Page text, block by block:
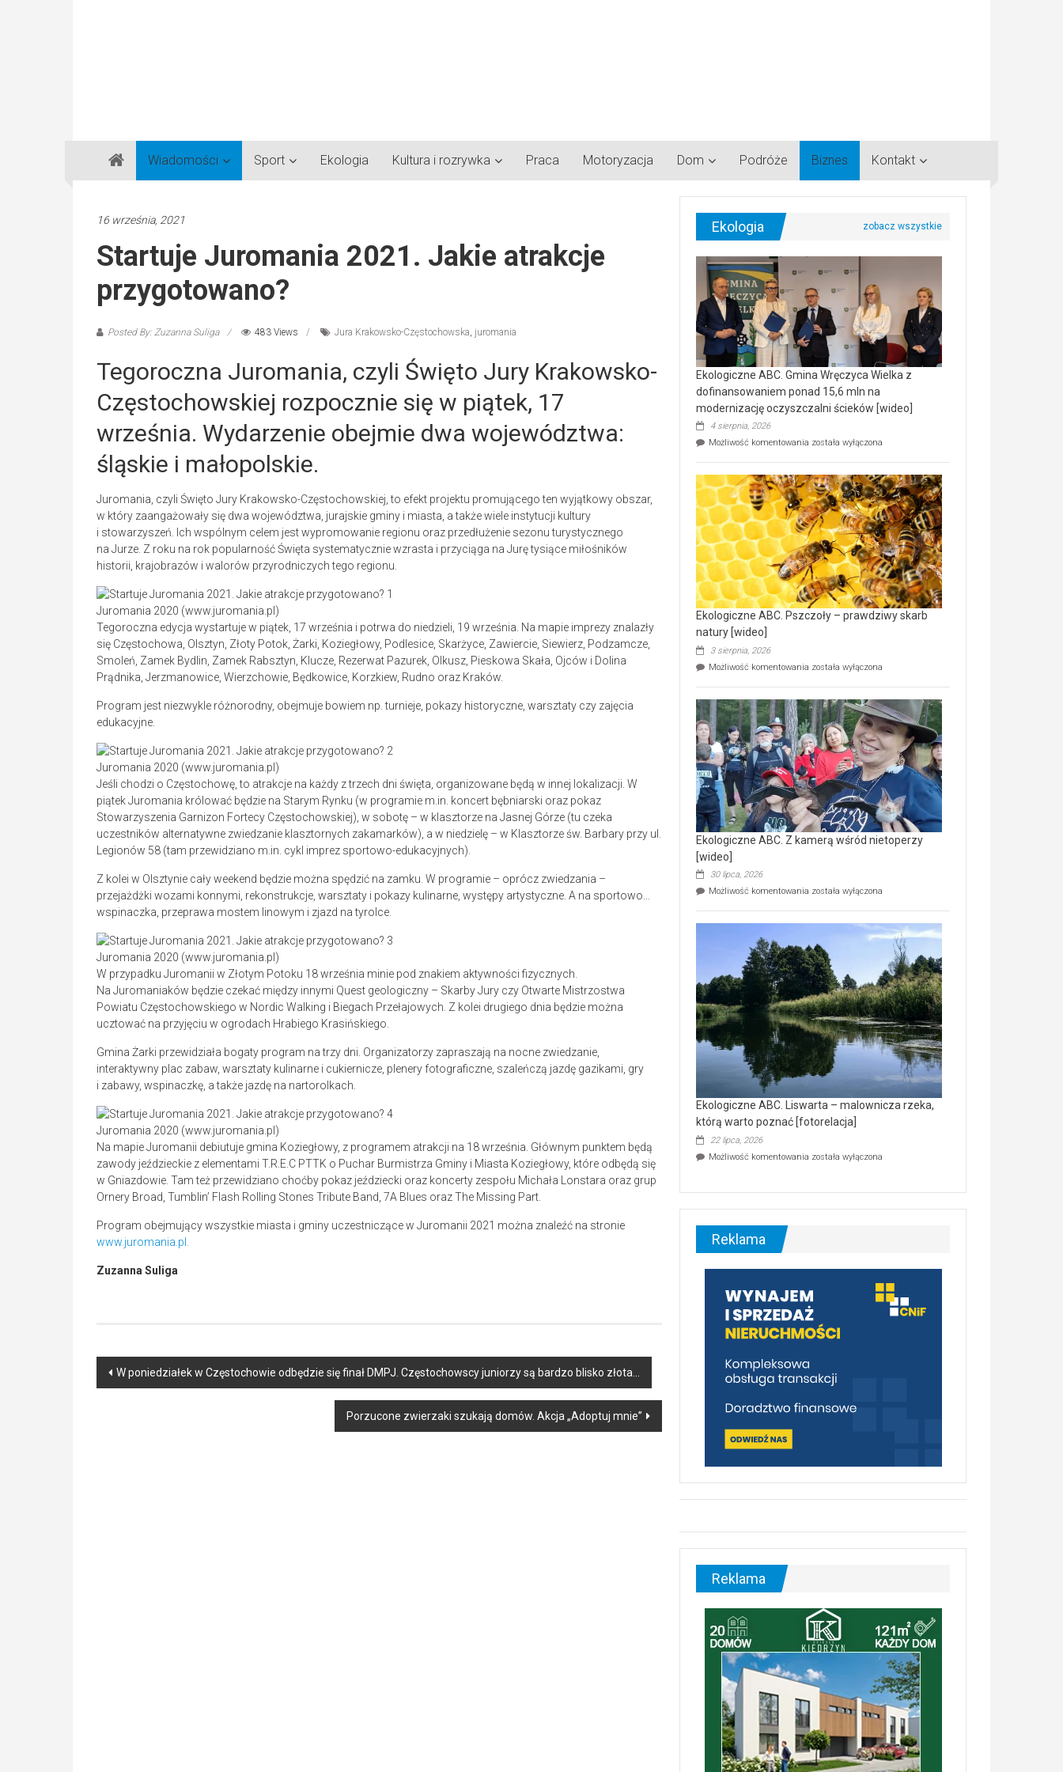
Gazeta
Regionalna
Kłobuck,
Myszków
Wiadomości Sport Ekologia Kultura i rozrywka Praca Motoryzacja Dom Podróże Biznes Kontakt
16 września, 2021
Startuje Juromania 2021. Jakie atrakcje
przygotowano?
Posted By: Zuzanna Suliga 483 Views Jura Krakowsko-Częstochowska, juromania
Tegoroczna Juromania, czyli Święto Jury Krakowsko-
Częstochowskiej rozpocznie się w piątek, 17
września. Wydarzenie obejmie dwa województwa:
śląskie i małopolskie.
Juromania, czyli Święto Jury Krakowsko-Częstochowskiej, to efekt projektu promującego ten wyjątkowy obszar,
w który zaangażowały się dwa województwa, jurajskie gminy i miasta, a także wiele instytucji kultury
i stowarzyszeń. Ich wspólnym celem jest wypromowanie regionu oraz przedłużenie sezonu turystycznego
na Jurze. Z roku na rok popularność Święta systematycznie wzrasta i przyciąga na Jurę tysiące miłośników
historii, krajobrazów i walorów przyrodniczych tego regionu.
Juromania 2020 (www.juromania.pl)
Tegoroczna edycja wystartuje w piątek, 17 września i potrwa do niedzieli, 19 września. Na mapie imprezy znalazły
się Częstochowa, Olsztyn, Złoty Potok, Żarki, Koziegłowy, Podlesice, Skarżyce, Zawiercie, Siewierz, Podzamcze,
Smoleń, Zamek Bydlin, Zamek Rabsztyn, Klucze, Rezerwat Pazurek, Olkusz, Pieskowa Skała, Ojców i Dolina
Prądnika, Jerzmanowice, Wierzchowie, Będkowice, Korzkiew, Rudno oraz Kraków.
Program jest niezwykle różnorodny, obejmuje bowiem np. turnieje, pokazy historyczne, warsztaty czy zajęcia
edukacyjne.
Juromania 2020 (www.juromania.pl)
Jeśli chodzi o Częstochowę, to atrakcje na każdy z trzech dni święta, organizowane będą w innej lokalizacji. W
piątek Juromania królować będzie na Starym Rynku (w programie m.in. koncert bębniarski oraz pokaz
Stowarzyszenia Garnizon Fortecy Częstochowskiej), w sobotę – w klasztorze na Jasnej Górze (tu czeka
uczestników alternatywne zwiedzanie klasztornych zakamarków), a w niedzielę – w Klasztorze św. Barbary przy ul.
Legionów 58 (tam przewidziano m.in. cykl imprez sportowo-edukacyjnych).
Z kolei w Olsztynie cały weekend będzie można spędzić na zamku. W programie – oprócz zwiedzania –
przejażdżki wozami konnymi, rekonstrukcje, warsztaty i pokazy kulinarne, występy artystyczne. A na sportowo…
wspinaczka, przeprawa mostem linowym i zjazd na tyrolce.
Juromania 2020 (www.juromania.pl)
W przypadku Juromanii w Złotym Potoku 18 września minie pod znakiem aktywności fizycznych.
Na Juromaniaków będzie czekać między innymi Quest geologiczny – Skarby Jury czy Otwarte Mistrzostwa
Powiatu Częstochowskiego w Nordic Walking i Biegach Przełajowych. Z kolei drugiego dnia będzie można
ucztować na przyjęciu w ogrodach Hrabiego Krasińskiego.
Gmina Żarki przewidziała bogaty program na trzy dni. Organizatorzy zapraszają na nocne zwiedzanie,
interaktywny plac zabaw, warsztaty kulinarne i cukiernicze, plenery fotograficzne, szaleńczą jazdę gazikami, gry
i zabawy, wspinaczkę, a także jazdę na nartorolkach.
Juromania 2020 (www.juromania.pl)
Na mapie Juromanii debiutuje gmina Koziegłowy, z programem atrakcji na 18 września. Głównym punktem będą
zawody jeździeckie z elementami T.R.E.C PTTK o Puchar Burmistrza Gminy i Miasta Koziegłowy, które odbędą się
w Gniazdowie. Tam też przewidziano choćby pokaz jeździecki oraz koncerty zespołu Michała Lonstara oraz grup
Ornery Broad, Tumblin’ Flash Rolling Stones Tribute Band, 7A Blues oraz The Missing Part.
Program obejmujący wszystkie miasta i gminy uczestniczące w Juromanii 2021 można znaleźć na stronie
www.juromania.pl.
Zuzanna Suliga
Post
W poniedziałek w Częstochowie odbędzie się finał DMPJ. Częstochowscy juniorzy są bardzo blisko złota…
Porzucone zwierzaki szukają domów. Akcja „Adoptuj mnie”
Ekologia
Ekologiczne ABC. Gmina Wręczyca Wielka z
dofinansowaniem ponad 15,6 mln na
modernizację oczyszczalni ścieków [wideo]
4 sierpnia, 2026
Możliwość komentowania Ekologiczne
Wręczyca
Wielka
z
dofinansowaniem
ponad
15,6
mln
na
modernizację
oczyszczalni
ścieków
[wideo]
została wyłączona
Ekologiczne ABC. Pszczoły – prawdziwy skarb
natury [wideo]
3 sierpnia, 2026
Możliwość komentowania Ekologiczne
–
prawdziwy
skarb
natury
[wideo]
została wyłączona
Ekologiczne ABC. Z kamerą wśród nietoperzy
[wideo]
30 lipca, 2026
Możliwość komentowania Ekologiczne
wśród
nietoperzy
[wideo]
została wyłączona
Ekologiczne ABC. Liswarta – malownicza rzeka,
którą warto poznać [fotorelacja]
22 lipca, 2026
Możliwość komentowania Ekologiczne
–
malownicza
[fotorelacja]
została wyłączona
Reklama
Reklama